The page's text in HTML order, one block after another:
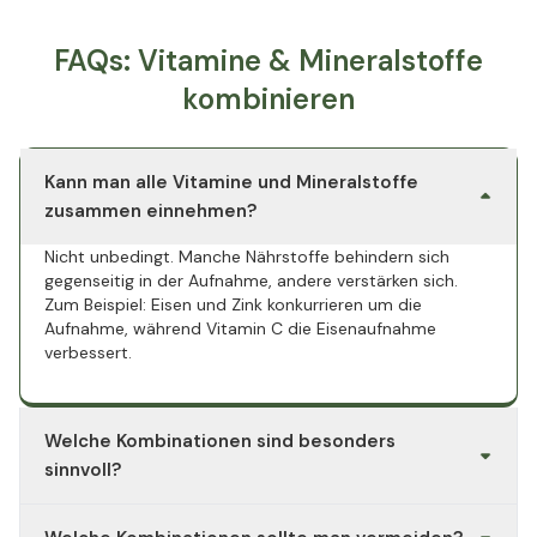
FAQs: Vitamine & Mineralstoffe
kombinieren
Kann man alle Vitamine und Mineralstoffe
zusammen einnehmen?
Nicht unbedingt. Manche Nährstoffe behindern sich
gegenseitig in der Aufnahme, andere verstärken sich.
Zum Beispiel: Eisen und Zink konkurrieren um die
Aufnahme, während Vitamin C die Eisenaufnahme
verbessert.
Welche Kombinationen sind besonders
sinnvoll?